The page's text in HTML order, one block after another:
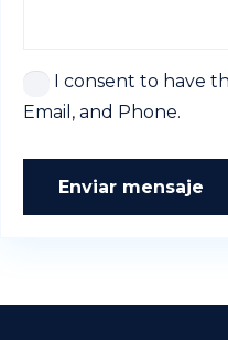
I consent to have
Email, and Phone.
Enviar mensaje